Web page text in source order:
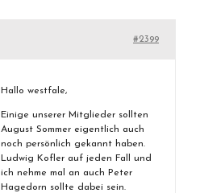
#2399
Hallo westfale,
Einige unserer Mitglieder sollten
August Sommer eigentlich auch
noch persönlich gekannt haben.
Ludwig Kofler auf jeden Fall und
ich nehme mal an auch Peter
Hagedorn sollte dabei sein.